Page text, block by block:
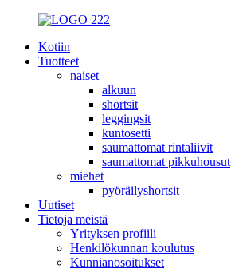
Kotiin
Tuotteet
naiset
alkuun
shortsit
leggingsit
kuntosetti
saumattomat rintaliivit
saumattomat pikkuhousut
miehet
pyöräilyshortsit
Uutiset
Tietoja meistä
Yrityksen profiili
Henkilökunnan koulutus
Kunnianosoitukset